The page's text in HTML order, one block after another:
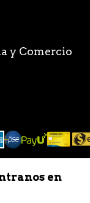
y Comercio
en